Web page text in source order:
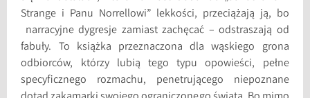
Strange i Panu Norrellowi” lekkości, przeciążają ją, bo
narracyjne dygresje zamiast zachęcać – odstraszają od
fabuły. To książka przeznaczona dla wąskiego grona
odbiorców, którzy lubią tego typu opowieści, pełne
specyficznego rozmachu, penetrującego niepoznane